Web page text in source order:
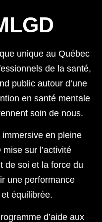
unique au Québec
de la santé,
public autour d’une
en santé mentale
soin de nous.
en pleine
sur l’activité
de soi et la force du
une performance
équilibrée.
d’aide aux